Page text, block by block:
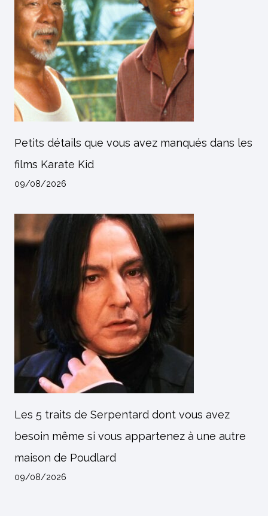
Petits détails que vous avez manqués dans les
films Karate Kid
09/08/2026
Les 5 traits de Serpentard dont vous avez
besoin même si vous appartenez à une autre
maison de Poudlard
09/08/2026